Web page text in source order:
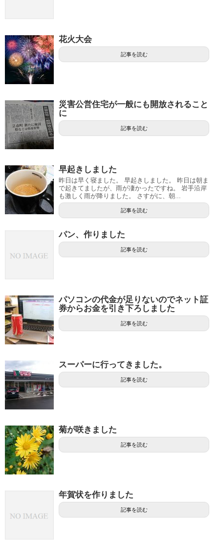
花火大会
記事を読む
災害公営住宅が一般にも開放されること
に
記事を読む
早起きしました
昨日は早く寝ました。 早起きしました。 昨日は朝ま
で起きてましたが、雨が凄かったですね。 岩手沿岸
も激しく雨が降りました。 さすがに、朝...
記事を読む
パン、作りました
記事を読む
パソコンの代金が足りないのでネット証
券からお金を引き下ろしました
記事を読む
スーパーに行ってきました。
記事を読む
菊が咲きました
記事を読む
年賀状を作りました
記事を読む